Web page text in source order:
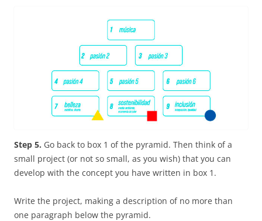
Step 5. Go back to box 1 of the pyramid. Then think of a
small project (or not so small, as you wish) that you can
develop with the concept you have written in box 1.
Write the project, making a description of no more than
one paragraph below the pyramid.